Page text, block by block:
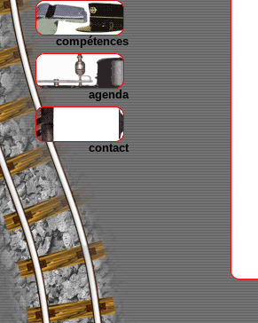
compétences
agenda
contact